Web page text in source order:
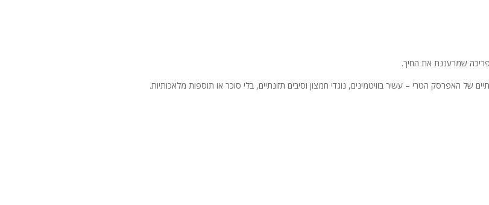
שמרעננת את החיך.
של האפרסק הטרי – עשיר בוויטמינים, נוגדי חמצון וסיבים תזונתיים, בלי סוכר או תוספות מלאכותיות.